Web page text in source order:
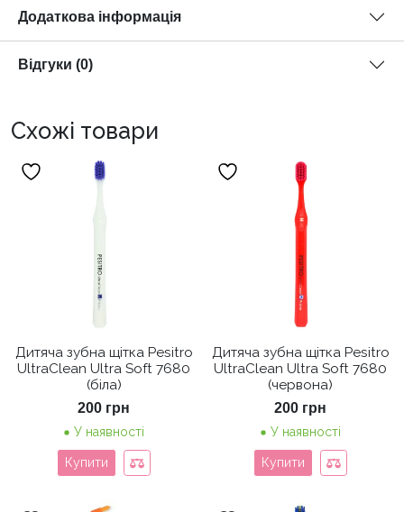
Додаткова інформація
Відгуки (0)
Схожі товари
Дитяча зубна щітка Pesitro
UltraClean Ultra Soft 7680
(біла)
200 грн
У наявності
Купити
Дитяча зубна щітка Pesitro
UltraClean Ultra Soft 7680
(червона)
200 грн
У наявності
Купити